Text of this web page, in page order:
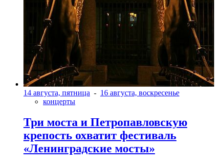
14 августа, пятница - 16 августа, воскресенье
концерты
Три моста и Петропавловскую
крепость охватит фестиваль
«Ленинградские мосты»